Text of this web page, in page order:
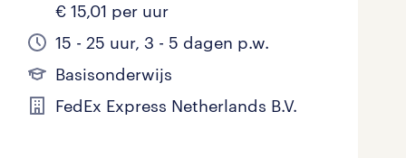
€ 15,01 per uur
15 - 25 uur, 3 - 5 dagen p.w.
Basisonderwijs
FedEx Express Netherlands B.V.